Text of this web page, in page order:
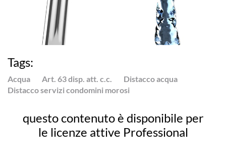
Tags:
Acqua Art. 63 disp. att. c.c.
Distacco acqua
Distacco servizi condomini morosi
questo contenuto è disponibile per
le licenze attive Professional